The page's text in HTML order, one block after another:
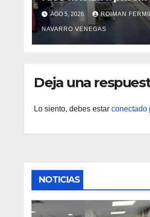
firme en su
recuperación tras los
recientes eventos
sísmicos
AGO 5, 2026 ROIMAN
NAVARRO VENEGAS
Deja una
Lo siento, debes estar conectado
NOTICIAS